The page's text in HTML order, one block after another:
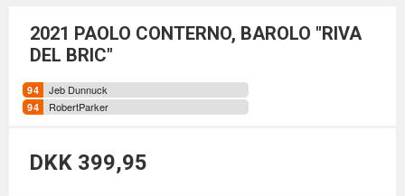
2021 PAOLO CONTERNO, BAROLO "RIVA
DEL BRIC"
Jeb Dunnuck
RobertParker
DKK 399,95